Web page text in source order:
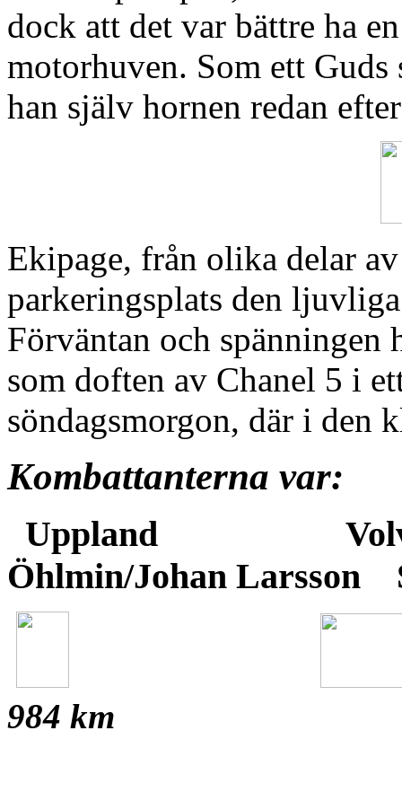
dock att det var bättre ha
motorhuven. Som ett
han själv hornen redan
Ekipage, från olika delar
parkeringsplats den
Förväntan och spänningen
som doften av Chanel 5 i
söndagsmorgon, där i den
Kombattanterna var:
Uppland
Öhlmin/Johan Larsson
984 km